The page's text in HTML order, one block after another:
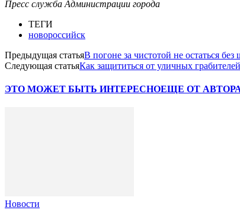
Пресс служба Администрации города
ТЕГИ
новороссийск
Предыдущая статьяВ погоне за чистотой не остаться без
Следующая статьяКак защититься от уличных грабителей
ЭТО МОЖЕТ БЫТЬ ИНТЕРЕСНОЕЩЕ ОТ
Новости